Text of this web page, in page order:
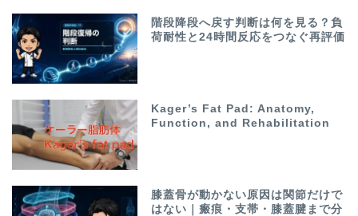
階段降段へ戻す判断は何を見る？負
荷耐性と24時間反応をつなぐ再評価
Kager’s Fat Pad: Anatomy,
Function, and Rehabilitation
膝蓋骨が動かない原因は関節だけで
はない｜瘢痕・支帯・膝蓋腱まで分